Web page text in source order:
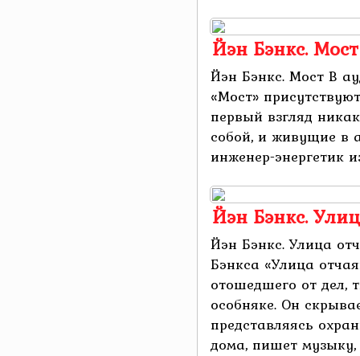
Йэн Бэнкс. Мост
Йэн Бэнкс. Мост В
«Мост»
первый взгляд
собой, и живущие в
инженер-энергетик
Йэн Бэнкс.
Йэн Бэнкс. Улица
Бэнкса «Улица
отошедшего от дел,
особняке. Он
представляясь
дома, пишет музыку,